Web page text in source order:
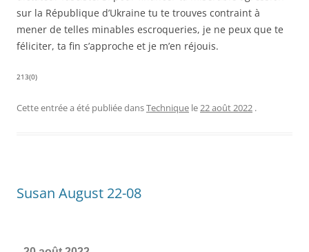
sur la République d’Ukraine tu te trouves contraint à
mener de telles minables escroqueries, je ne peux que te
féliciter, ta fin s’approche et je m’en réjouis.
213(0)
Cette entrée a été publiée dansTechnique le22 août 2022 .
Susan August 22-08